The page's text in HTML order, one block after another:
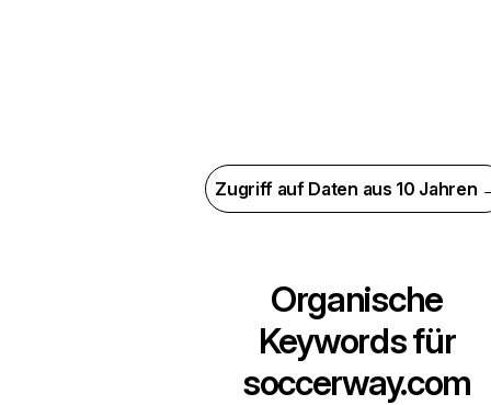
Zugriff auf Daten aus 10 Jahren
Organische
Keywords für
soccerway.com